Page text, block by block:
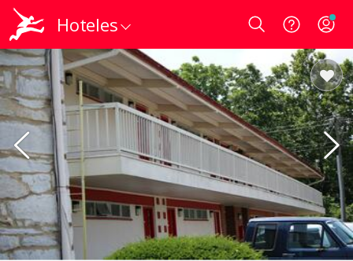
Hoteles Login